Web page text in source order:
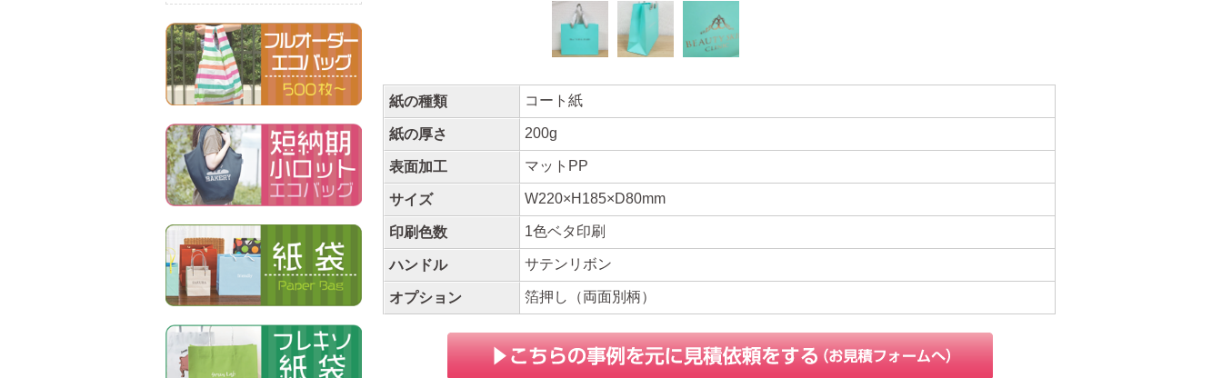
紙の種類 コート紙
紙の厚さ 200g
表面加工 マットPP
サイズ W220×H185×D80mm
印刷色数 1色ベタ印刷
ハンドル サテンリボン
オプション 箔押し（両面別柄）